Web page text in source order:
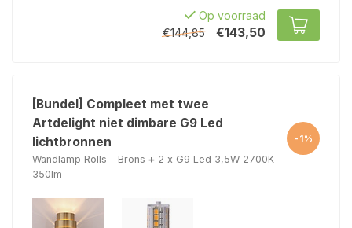
Op voorraad
€144,85
€143,50
[Bundel] Compleet met twee
Artdelight niet dimbare G9 Led
lichtbronnen
Wandlamp Rolls - Brons + 2 x G9 Led 3,5W 2700K
350lm
-1%